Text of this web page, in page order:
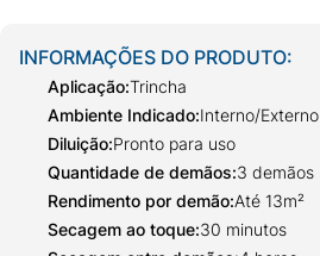
INFORMAÇÕES DO PRODUTO:
Aplicação:Trincha
Ambiente Indicado:Interno/Externo
Diluição:Pronto para uso
Quantidade de demãos:3 demãos
Rendimento por demão:Até 13m²
Secagem ao toque:30 minutos